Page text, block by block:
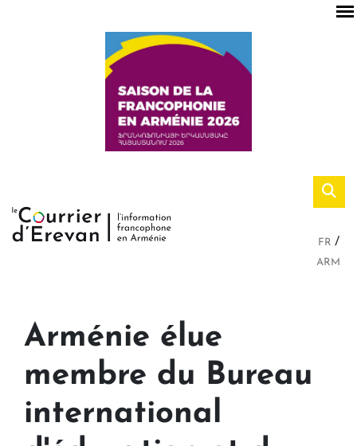
FR
ARM
Arménie élue
membre du Bureau
international